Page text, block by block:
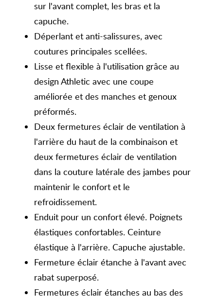
sur l'avant complet, les bras et la
capuche.
Déperlant et anti-salissures, avec
coutures principales scellées.
Lisse et flexible à l'utilisation grâce au
design Athletic avec une coupe
améliorée et des manches et genoux
préformés.
Deux fermetures éclair de ventilation à
l'arrière du haut de la combinaison et
deux fermetures éclair de ventilation
dans la couture latérale des jambes pour
maintenir le confort et le
refroidissement.
Enduit pour un confort élevé. Poignets
élastiques confortables. Ceinture
élastique à l'arrière. Capuche ajustable.
Fermeture éclair étanche à l'avant avec
rabat superposé.
Fermetures éclair étanches au bas des